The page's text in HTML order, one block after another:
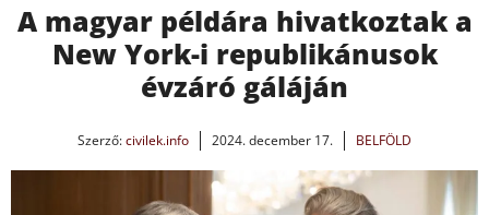
A magyar példára hivatkoztak a
New York-i republikánusok
évzáró gáláján
Szerző:civilek.info 2024. december 17. BELFÖLD